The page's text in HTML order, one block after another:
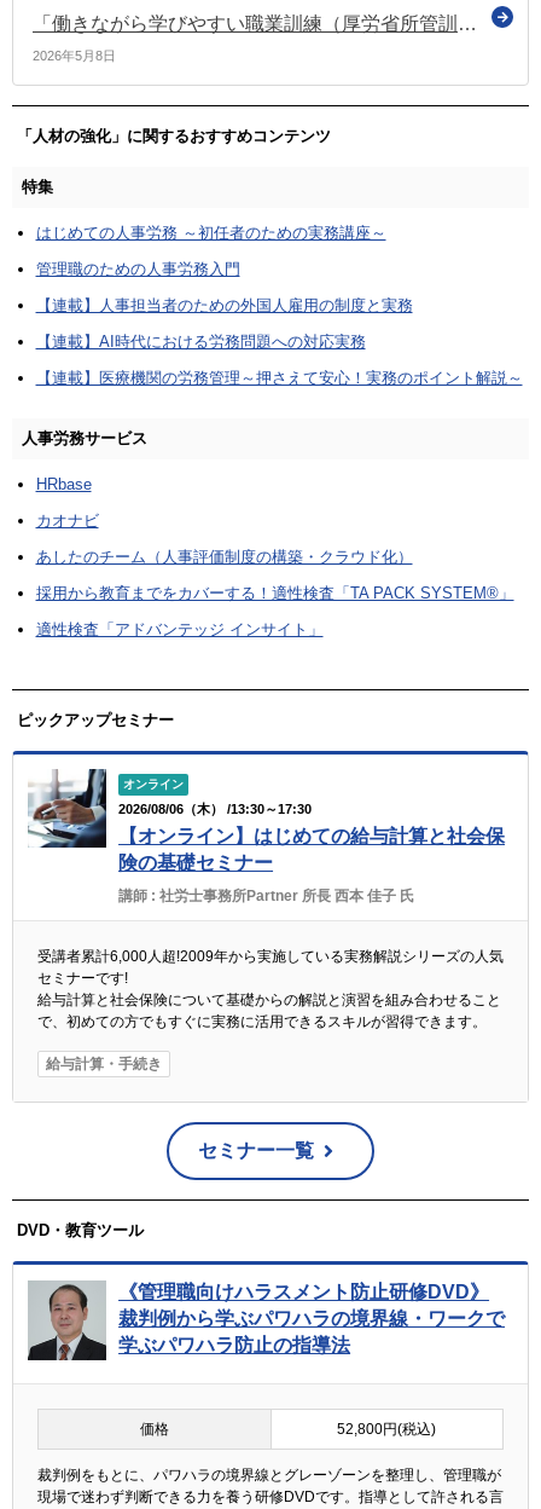
「働きながら学びやすい職業訓練（厚労省所管訓練事業）」 専用サイトが設けられています
2026年5月8日
「人材の強化」に関するおすすめコンテンツ
特集
はじめての人事労務 ～初任者のための実務講座～
管理職のための人事労務入門
【連載】人事担当者のための外国人雇用の制度と実務
【連載】AI時代における労務問題への対応実務
【連載】医療機関の労務管理～押さえて安心！実務のポイント解説～
人事労務サービス
HRbase
カオナビ
あしたのチーム（人事評価制度の構築・クラウド化）
採用から教育までをカバーする！適性検査「TA PACK SYSTEM®」
適性検査「アドバンテッジ インサイト」
ピックアップセミナー
オンライン
2026/08/06（木） /13:30～17:30
【オンライン】はじめての給与計算と社会保
険の基礎セミナー
講師 :社労士事務所Partner 所長 西本 佳子 氏
受講者累計6,000人超!2009年から実施している実務解説シリーズの人気
セミナーです!
給与計算と社会保険について基礎からの解説と演習を組み合わせること
で、初めての方でもすぐに実務に活用できるスキルが習得できます。
給与計算・手続き
セミナー一覧
DVD・教育ツール
《管理職向けハラスメント防止研修DVD》
裁判例から学ぶパワハラの境界線・ワークで
学ぶパワハラ防止の指導法
価格 52,800円(税込)
裁判例をもとに、パワハラの境界線とグレーゾーンを整理し、管理職が
現場で迷わず判断できる力を養う研修DVDです。指導として許される言